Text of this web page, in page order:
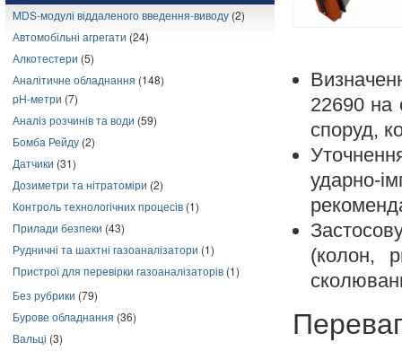
MDS-модулі віддаленого введення-виводу (2)
Автомобільні агрегати (24)
Алкотестери (5)
Аналітичне обладнання (148)
pH-метри (7)
Аналіз розчинів та води (59)
Бомба Рейду (2)
Датчики (31)
Дозиметри та нітратоміри (2)
Контроль технологічних процесів (1)
Прилади безпеки (43)
Рудничні та шахтні газоаналізатори (1)
Пристрої для перевірки газоаналізаторів (1)
Без рубрики (79)
Бурове обладнання (36)
Вальці (3)
22690 на
споруд,
ударно-
(колон,